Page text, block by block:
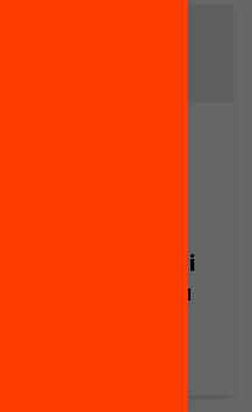
d’asil en l’espai
jurídic europeu